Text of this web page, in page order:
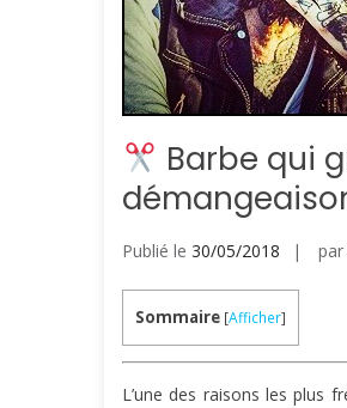
Barbe qui
Publié le 30/05/2018 par
Sommaire [Afficher]
L’une des raisons les plus